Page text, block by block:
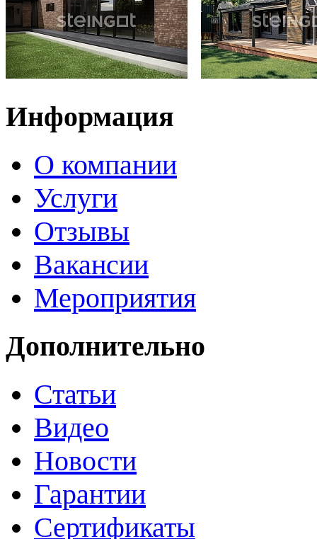
Информация
О компании
Услуги
Отзывы
Вакансии
Мероприятия
Дополнительно
Статьи
Видео
Новости
Гарантии
Сертификаты